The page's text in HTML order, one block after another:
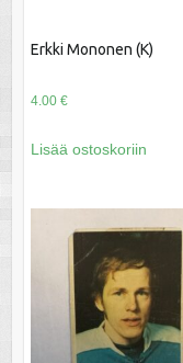
Erkki Mononen (K)
4.00 €
Lisää ostoskoriin